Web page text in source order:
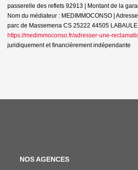
passerelle des reflets 92913 | Montant de la
Nom du médiateur : MEDIMMOCONSO |
parc de Massemena CS 25222 44505
https://medimmoconso.fr/adresser-une-
juridiquement et financièrement indépendante
NOS AGENCES